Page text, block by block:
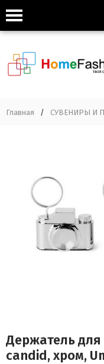
Главная / СУВЕНИРЫ И
Держатель
candid, хром,